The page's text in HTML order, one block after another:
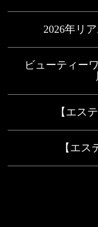
2026年リ
ビューティー
【エス
【エス